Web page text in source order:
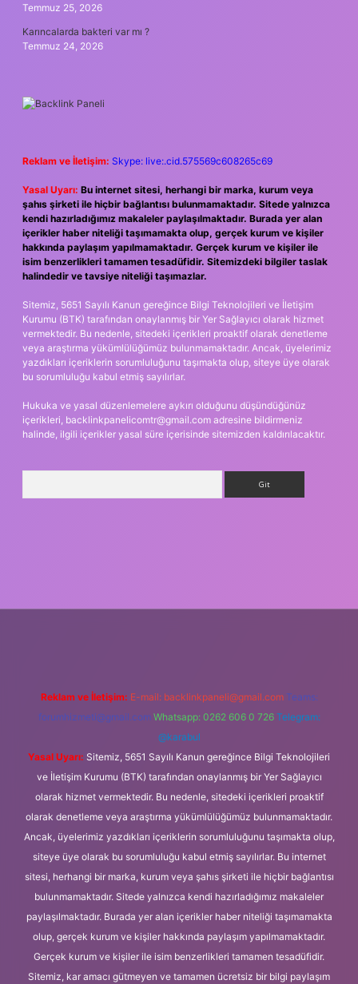
Temmuz 25, 2026
Karıncalarda bakteri var mı ?
Temmuz 24, 2026
Reklam ve İletişim: Skype: live:.cid.575569c608265c69
Yasal Uyarı: Bu internet sitesi, herhangi bir marka, kurum veya
şahıs şirketi ile hiçbir bağlantısı bulunmamaktadır. Sitede yalnızca
kendi hazırladığımız makaleler paylaşılmaktadır. Burada yer alan
içerikler haber niteliği taşımamakta olup, gerçek kurum ve kişiler
hakkında paylaşım yapılmamaktadır. Gerçek kurum ve kişiler ile
isim benzerlikleri tamamen tesadüfidir. Sitemizdeki bilgiler taslak
halindedir ve tavsiye niteliği taşımazlar.
Sitemiz, 5651 Sayılı Kanun gereğince Bilgi Teknolojileri ve İletişim
Kurumu (BTK) tarafından onaylanmış bir Yer Sağlayıcı olarak hizmet
vermektedir. Bu nedenle, sitedeki içerikleri proaktif olarak denetleme
veya araştırma yükümlülüğümüz bulunmamaktadır. Ancak, üyelerimiz
yazdıkları içeriklerin sorumluluğunu taşımakta olup, siteye üye olarak
bu sorumluluğu kabul etmiş sayılırlar.
Hukuka ve yasal düzenlemelere aykırı olduğunu düşündüğünüz
içerikleri, backlinkpanelicomtr@gmail.com adresine bildirmeniz
halinde, ilgili içerikler yasal süre içerisinde sitemizden kaldırılacaktır.
Reklam ve İletişim: E-mail: backlinkpaneli@gmail.com Teams:
forumhizmeti@gmail.com Whatsapp: 0262 606 0 726 Telegram:
@karabul
Yasal Uyarı: Sitemiz, 5651 Sayılı Kanun gereğince Bilgi Teknolojileri
ve İletişim Kurumu (BTK) tarafından onaylanmış bir Yer Sağlayıcı
olarak hizmet vermektedir. Bu nedenle, sitedeki içerikleri proaktif
olarak denetleme veya araştırma yükümlülüğümüz bulunmamaktadır.
Ancak, üyelerimiz yazdıkları içeriklerin sorumluluğunu taşımakta olup,
siteye üye olarak bu sorumluluğu kabul etmiş sayılırlar. Bu internet
sitesi, herhangi bir marka, kurum veya şahıs şirketi ile hiçbir bağlantısı
bulunmamaktadır. Sitede yalnızca kendi hazırladığımız makaleler
paylaşılmaktadır. Burada yer alan içerikler haber niteliği taşımamakta
olup, gerçek kurum ve kişiler hakkında paylaşım yapılmamaktadır.
Gerçek kurum ve kişiler ile isim benzerlikleri tamamen tesadüfidir.
Sitemiz, kar amacı gütmeyen ve tamamen ücretsiz bir bilgi paylaşım